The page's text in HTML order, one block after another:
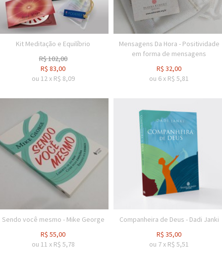
Kit Meditação e Equilíbrio
R$102,00
R$ 83,00
ou 12x R$ 8,09
Mensagens Da Hora - Positividade
em forma de mensagens
R$ 32,00
ou 6x R$ 5,81
Sendo você mesmo - Mike George
R$ 55,00
ou 11 x R$ 5,78
Companheira de Deus - Dadi Janki
R$ 35,00
ou 7x R$ 5,51